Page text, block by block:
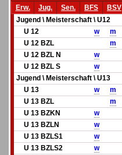
Erw.
Jug. Sen. BFS
BSV
Jugend \ Meisterschaft \ U12
U 12
w
m
U 12 BZL
m
U 12 BZL N
w
U 12 BZL S
w
Jugend \ Meisterschaft \ U13
U 13
w
m
U 13 BZL
m
U 13 BZKN
w
U 13 BZLN
w
U 13 BZLS1
w
U 13 BZLS2
w